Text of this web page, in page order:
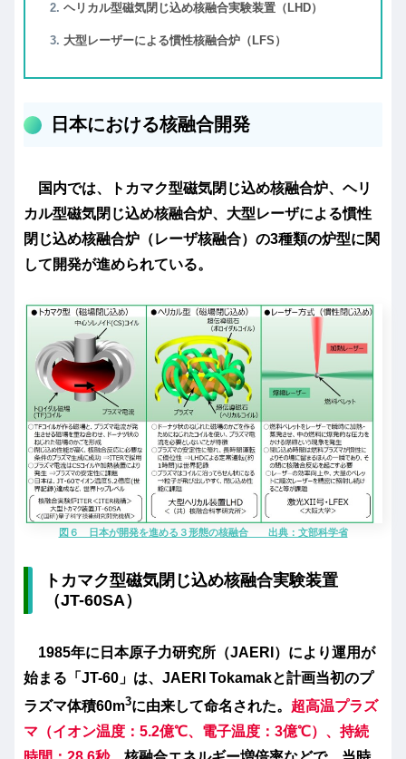
ヘリカル型磁気閉じ込め核融合実験装置（LHD）
大型レーザーによる慣性核融合炉（LFS）
日本における核融合開発
国内では、
トカマク型磁気閉じ込め核融合炉、ヘリ
カル型磁気閉じ込め核融合炉、大型レーザによる慣性
閉じ込め核融合炉 （レーザ核融合）の3種類の炉型に関
して開発が進められている。
図６ 日本が開発を進める３形態の核融合 出典：文部科学省
トカマク型磁気閉じ込め核融合実験装置
（JT-60SA）
1985年に日本原子力研究所（JAERI）により運用が
始まる 「JT-60」 は、JAERI Tokamakと計画当初のプ
ラズマ体積60m3に由来して命名された。 超高温プラズ
マ（イオン温度：5.2億℃、電子温度：3億℃）、持続